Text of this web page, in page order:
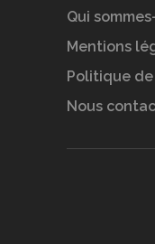
Qui
Mentions
Politique
Nous